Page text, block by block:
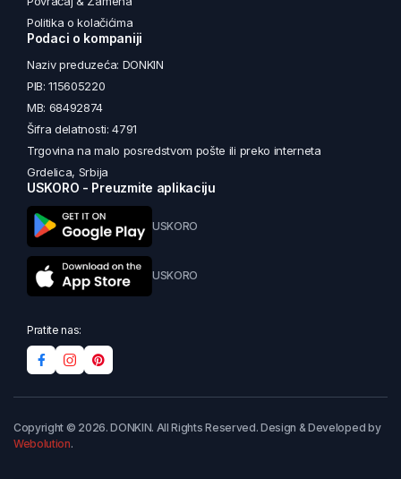
Politika o kolačićima
Podaci o kompaniji
Naziv preduzeća: DONKIN
PIB: 115605220
MB: 68492874
Šifra delatnosti: 4791
Trgovina na malo posredstvom pošte ili preko interneta
Grdelica, Srbija
USKORO - Preuzmite aplikaciju
USKORO
USKORO
Pratite nas:
Copyright © 2026. DONKIN. All Rights Reserved. Design & Developed by
Webolution.